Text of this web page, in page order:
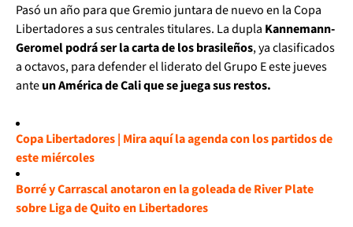
Pasó un año para que Gremio juntara de nuevo en la Copa
Libertadores a sus centrales titulares. La dupla Kannemann-
Geromel podrá ser la carta de los brasileños, ya clasificados
a octavos, para defender el liderato del Grupo E este jueves
anteun América de Cali que se juega sus restos.
Copa Libertadores | Mira aquí la agenda con los partidos de
este miércoles
Borré y Carrascal anotaron en la goleada de River Plate
sobre Liga de Quito en Libertadores